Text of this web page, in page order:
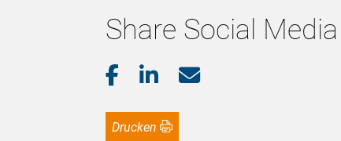
Share Social Media
Drucken